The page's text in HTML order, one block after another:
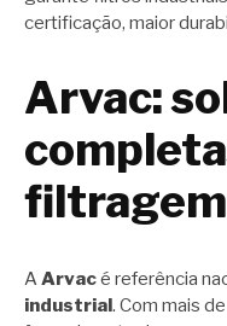
certificação, maior
Arvac:
AArvacé referência
industrial. Com mais